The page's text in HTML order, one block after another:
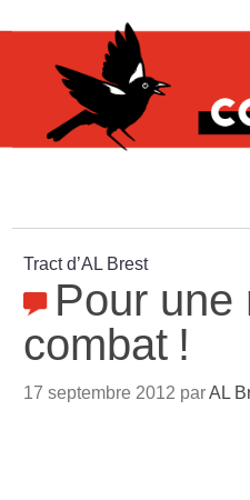
Tract d’AL Brest
Pour une
combat !
17 septembre 2012 parAL